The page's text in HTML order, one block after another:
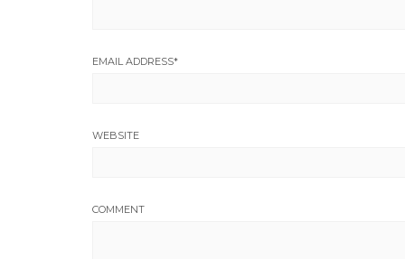
EMAIL ADDRESS*
WEBSITE
COMMENT